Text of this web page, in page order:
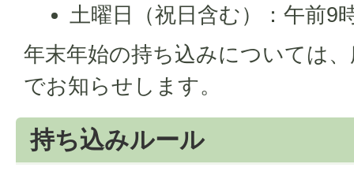
土曜日（祝日含む）：午前9
年末年始の持ち込みについては
でお知らせします。
持ち込みルール